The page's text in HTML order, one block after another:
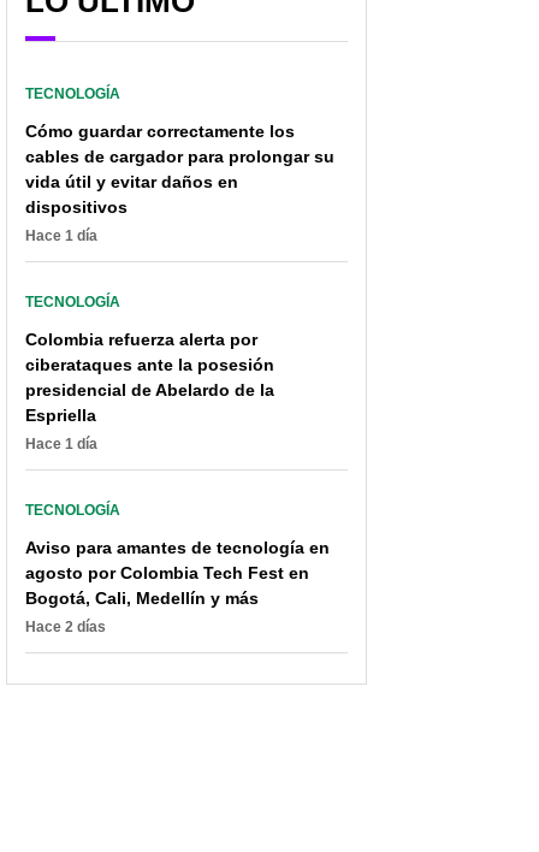
TECNOLOGÍA
Cómo guardar correctamente los
cables de cargador para prolongar su
vida útil y evitar daños en
dispositivos
Hace 1 día
TECNOLOGÍA
Colombia refuerza alerta por
ciberataques ante la posesión
presidencial de Abelardo de la
Espriella
Hace 1 día
TECNOLOGÍA
Aviso para amantes de tecnología en
agosto por Colombia Tech Fest en
Bogotá, Cali, Medellín y más
Hace 2 días